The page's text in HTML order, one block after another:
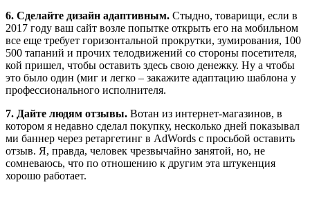
6. Сделайте дизайн адаптивным. Стыдно, товарищи, если в
2017 году ваш сайт возле попытке открыть его на мобильном
все еще требует горизонтальной прокрутки, зумирования, 100
500 тапаний и прочих телодвижений со стороны посетителя,
кой пришел, чтобы оставить здесь свою денежку. Ну а чтобы
это было один (миг и легко – закажите адаптацию шаблона у
профессионального исполнителя.
7. Дайте людям отзывы. Вотан из интернет-магазинов, в
котором я недавно сделал покупку, несколько дней показывал
ми баннер через ретаргетинг в AdWords с просьбой оставить
отзыв. Я, правда, человек чрезвычайно занятой, но, не
сомневаюсь, что по отношению к другим эта штукенция
хорошо работает.